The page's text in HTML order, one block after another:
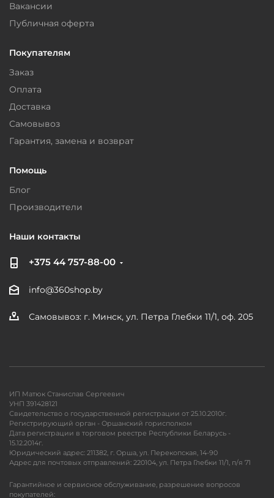
Вакансии
Публичная оферта
Покупателям
Заказ
Оплата
Доставка
Самовывоз
Гарантия, замена и возврат
Помощь
Блог
Производители
Наши контакты
+375 44 757-88-00
info@360shop.by
Самовывоз: г. Минск, ул. Петра Глебки 11/1, оф. 205
ИП Матюк Станислав Сергеевич
УНП 391428121
Свидетельство о государственной регистрации от 25.10.2010г.
Регистрирующий орган - Оршанский горисполком
Дата регистрации в торговом реестре Республики Беларусь -
15.12.2014г.
Юридический адрес: 211382, г. Орша, ул. Перекопская, 14-90
Адрес для почтовых отправлений: 220104, ул. Петра Глебки 11/1, п/я 71
Гарантийное и сервисное обслуживание, разрешение вопросов
покупателей: